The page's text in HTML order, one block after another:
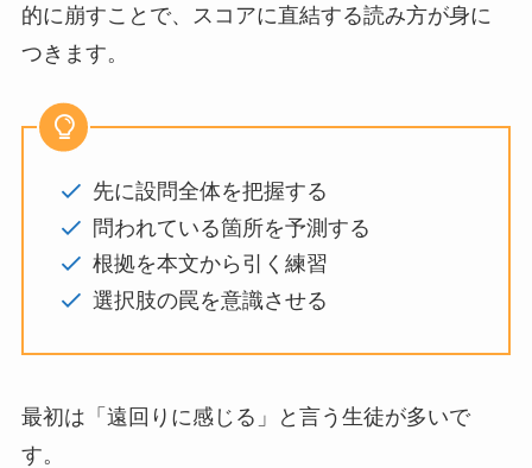
的に崩すことで、スコアに直結する読み方が身に
つきます。
先に設問全体を把握する
問われている箇所を予測する
根拠を本文から引く練習
選択肢の罠を意識させる
最初は「遠回りに感じる」と言う生徒が多いで
す。